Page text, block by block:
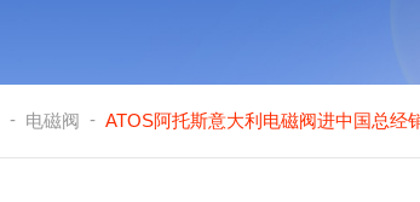
- 电磁阀 - ATOS阿托斯意大利电磁阀进中国总经